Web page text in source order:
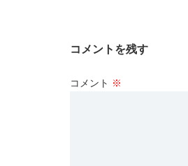
コメントを残す
コメント ※